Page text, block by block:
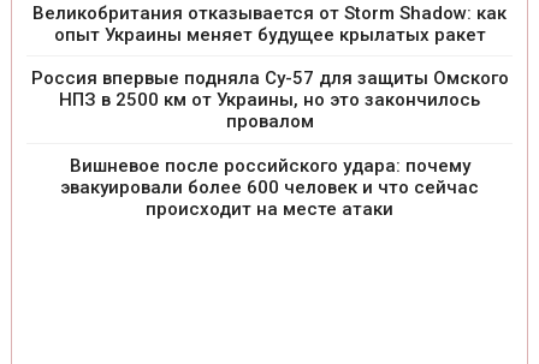
Великобритания отказывается от Storm Shadow: как
опыт Украины меняет будущее крылатых ракет
Россия впервые подняла Су-57 для защиты Омского
НПЗ в 2500 км от Украины, но это закончилось
провалом
Вишневое после российского удара: почему
эвакуировали более 600 человек и что сейчас
происходит на месте атаки